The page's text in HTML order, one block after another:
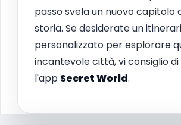
passo svela un nuovo capitolo
storia. Se desiderate un
personalizzato per esplorare
incantevole città, vi consiglio
l'app Secret World.